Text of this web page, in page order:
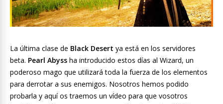
La última clase de Black Desert ya está en los servidores
beta. Pearl Abyss ha introducido estos días al Wizard, un
poderoso mago que utilizará toda la fuerza de los elementos
para derrotar a sus enemigos. Nosotros hemos podido
probarla y aquí os traemos un vídeo para que vosotros